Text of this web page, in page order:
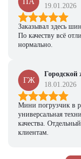
19.01.2026
Заказывал здесь
По качеству всё
нормально.
ГЖ
Городской
18.01.2026
Мини погрузчик в
универсальная
качества.
клиентам.